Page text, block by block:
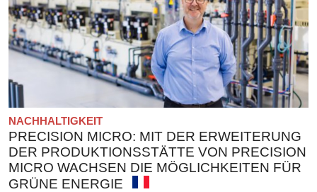
NACHHALTIGKEIT
PRECISION MICRO: MIT DER ERWEITERUNG
DER PRODUKTIONSSTÄTTE VON PRECISION
MICRO WACHSEN DIE MÖGLICHKEITEN FÜR
GRÜNE ENERGIE